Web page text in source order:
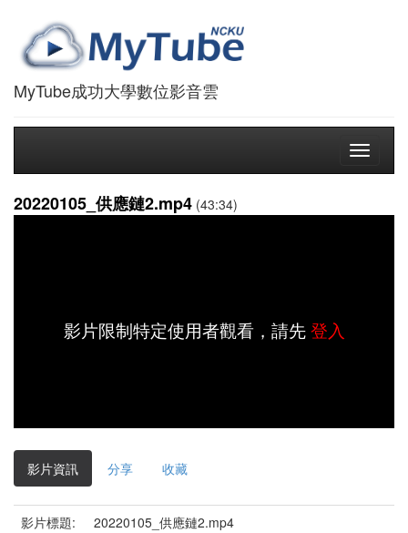
MyTube成功大學數位影音雲
Toggle
20220105_供應鏈2.mp4 (43:34)
影片限制特定使用者觀看，請先登入
影片資訊 分享 收藏
影片標題:
20220105_供應鏈2.mp4